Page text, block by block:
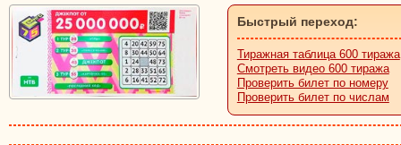
Быстрый переход:
Тиражная таблица 600 тиража
Смотреть видео 600 тиража
Проверить билет по номеру
Проверить билет по числам